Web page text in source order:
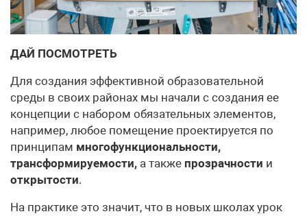
ДАЙ ПОСМОТРЕТЬ
Для создания эффективной образовательной
среды в своих районах мы начали с создания ее
концепции с набором обязательных элементов,
например, любое помещение проектируется по
принципам многофункциональности,
трансформируемости, а также прозрачности и
открытости.
На практике это значит, что в новых школах урок